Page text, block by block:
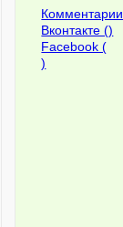
Вконтакте ()
Facebook (
)